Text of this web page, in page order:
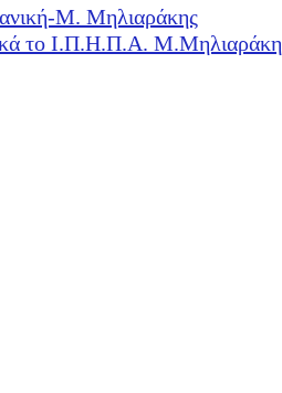
Μ. Μηλιαράκης
το Ι.Π.Η.Π.Α. Μ.Μηλιαράκη